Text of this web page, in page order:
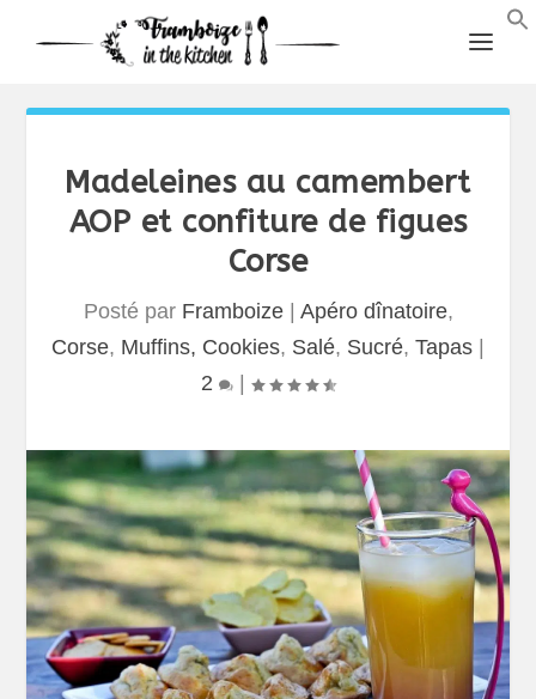
Madeleines au camembert
AOP et confiture de figues
Corse
Posté par Framboize| Apéro dînatoire,
Corse, Muffins, Cookies, Salé, Sucré, Tapas
2